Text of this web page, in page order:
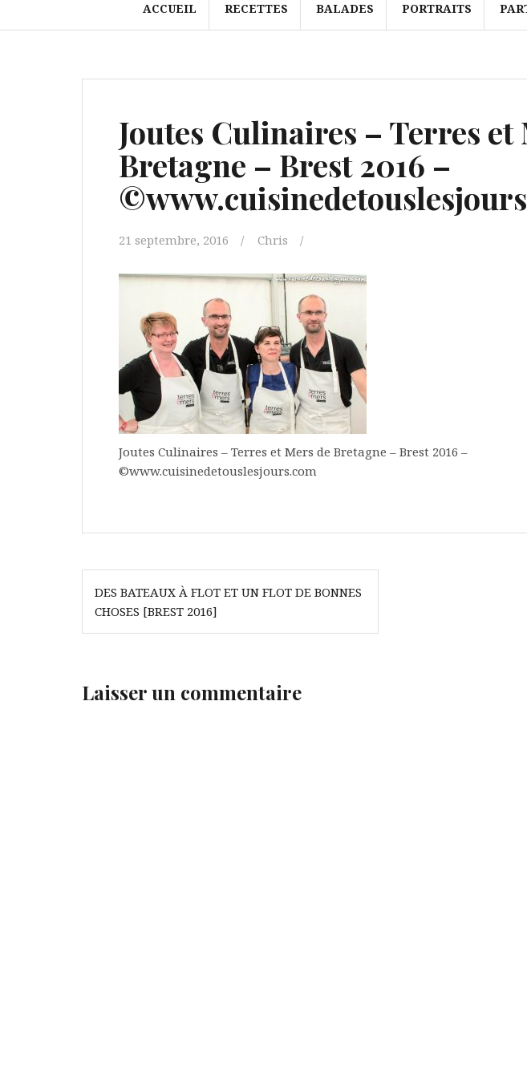
ACCUEIL RECETTES BALADES PORTRAITS
Joutes Culinaires – Terres et
Bretagne – Brest 2016 –
21 septembre, 2016 Chris
Joutes Culinaires – Terres et Mers de Bretagne – Brest 2016 –
©www.cuisinedetouslesjours.com
Navigation
de
l’article
DES BATEAUX À FLOT ET UN FLOT DE BONNES
CHOSES [BREST 2016]
Laisser un commentaire